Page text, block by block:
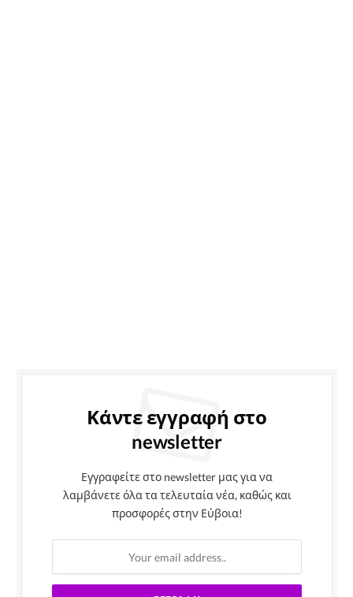
Κάντε εγγραφή στο
newsletter
Εγγραφείτε στο newsletter μας για να
λαμβάνετε όλα τα τελευταία νέα, καθώς και
προσφορές στην Εύβοια!